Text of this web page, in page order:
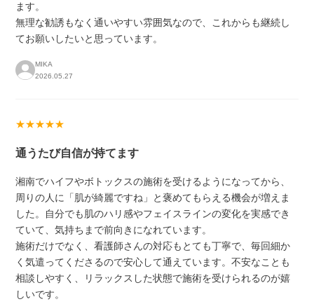
ます。
無理な勧誘もなく通いやすい雰囲気なので、これからも継続し
てお願いしたいと思っています。
MIKA
2026.05.27
★★★★★
通うたび自信が持てます
湘南でハイフやボトックスの施術を受けるようになってから、
周りの人に「肌が綺麗ですね」と褒めてもらえる機会が増えま
した。自分でも肌のハリ感やフェイスラインの変化を実感でき
ていて、気持ちまで前向きになれています。
施術だけでなく、看護師さんの対応もとても丁寧で、毎回細か
く気遣ってくださるので安心して通えています。不安なことも
相談しやすく、リラックスした状態で施術を受けられるのが嬉
しいです。